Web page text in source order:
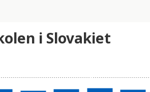
i Slovakiet